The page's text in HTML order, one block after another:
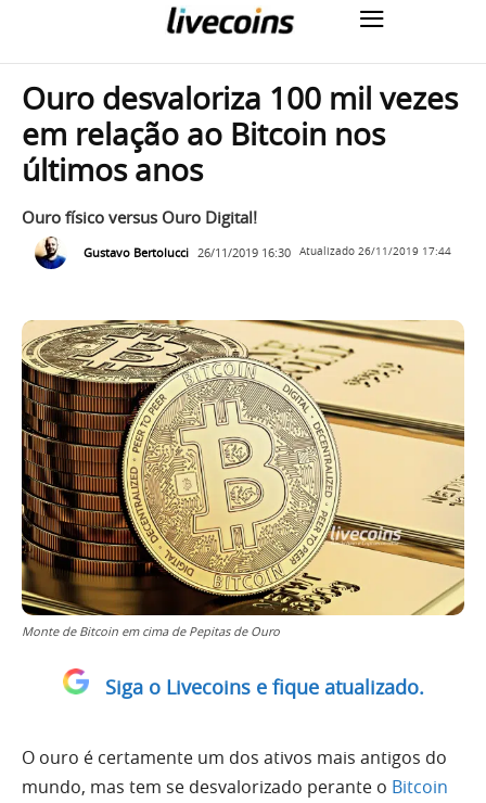
Ouro desvaloriza 100 mil vezes
em relação ao Bitcoin nos
últimos anos
Ouro físico versus Ouro Digital!
Gustavo Bertolucci 26/11/2019 16:30 Atualizado 26/11/2019 17:44
Monte de Bitcoin em cima de Pepitas de Ouro
Siga o Livecoins e fique atualizado.
O ouro é certamente um dos ativos mais antigos do
mundo, mas tem se desvalorizado perante o Bitcoin